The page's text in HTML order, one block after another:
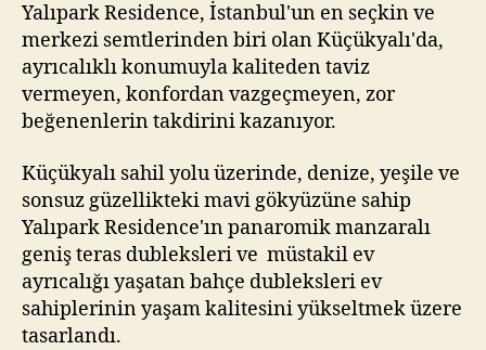
Yalıpark Residence, İstanbul'un en seçkin ve
merkezi semtlerinden biri olan Küçükyalı'da,
ayrıcalıklı konumuyla kaliteden taviz
vermeyen, konfordan vazgeçmeyen, zor
beğenenlerin takdirini kazanıyor.
Küçükyalı sahil yolu üzerinde, denize, yeşile ve
sonsuz güzellikteki mavi gökyüzüne sahip
Yalıpark Residence'ın panaromik manzaralı
geniş teras dubleksleri ve müstakil ev
ayrıcalığı yaşatan bahçe dubleksleri ev
sahiplerinin yaşam kalitesini yükseltmek üzere
tasarlandı.